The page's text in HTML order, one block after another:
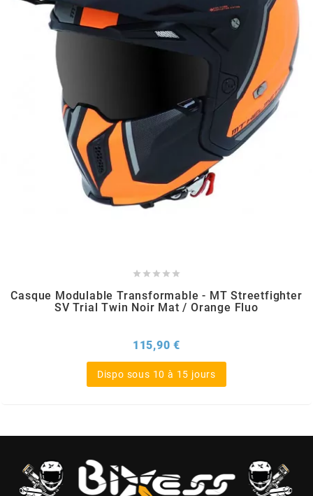
GALFER
GATES
GIANNELLI
GILERA
GLOBAL RACING OIL
GUILERA
HEIDENAU
HEVIK
    
Casque Modulable Transformable - MT Streetfighter
SV Trial Twin Noir Mat / Orange Fluo
115,90 €
Dispo sous 10 à 15 jours